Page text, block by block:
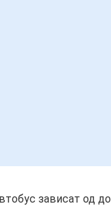
зависат од